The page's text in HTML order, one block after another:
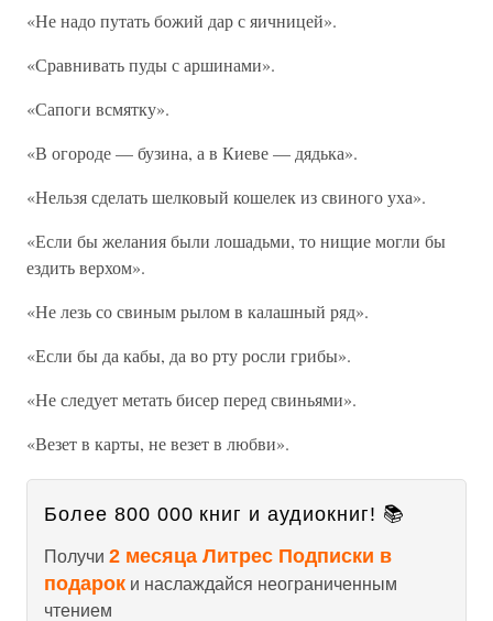
«Не надо путать божий дар с яичницей».
«Сравнивать пуды с аршинами».
«Сапоги всмятку».
«В огороде — бузина, а в Киеве — дядька».
«Нельзя сделать шелковый кошелек из свиного уха».
«Если бы желания были лошадьми, то нищие могли бы
ездить верхом».
«Не лезь со свиным рылом в калашный ряд».
«Если бы да кабы, да во рту росли грибы».
«Не следует метать бисер перед свиньями».
«Везет в карты, не везет в любви».
Более 800 000 книг и аудиокниг! 📚
Получи 2 месяца Литрес Подписки в
подарок и наслаждайся неограниченным
чтением